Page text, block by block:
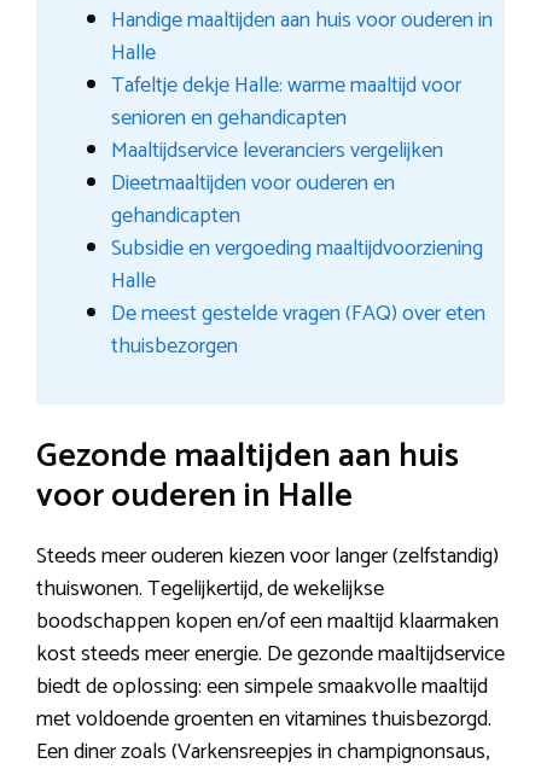
Handige maaltijden aan huis voor ouderen in
Halle
Tafeltje dekje Halle: warme maaltijd voor
senioren en gehandicapten
Maaltijdservice leveranciers vergelijken
Dieetmaaltijden voor ouderen en
gehandicapten
Subsidie en vergoeding maaltijdvoorziening
Halle
De meest gestelde vragen (FAQ) over eten
thuisbezorgen
Gezonde maaltijden aan huis
voor ouderen in Halle
Steeds meer ouderen kiezen voor langer (zelfstandig)
thuiswonen. Tegelijkertijd, de wekelijkse
boodschappen kopen en/of een maaltijd klaarmaken
kost steeds meer energie. De gezonde maaltijdservice
biedt de oplossing: een simpele smaakvolle maaltijd
met voldoende groenten en vitamines thuisbezorgd.
Een diner zoals (Varkensreepjes in champignonsaus,